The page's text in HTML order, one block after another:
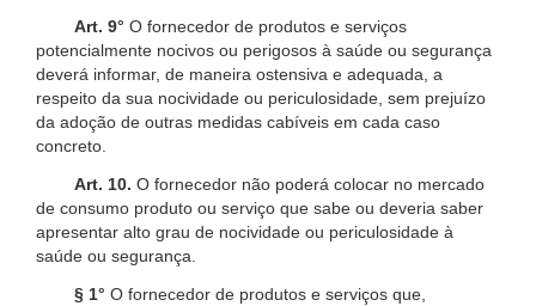
Art. 9° O fornecedor de produtos e serviços
potencialmente nocivos ou perigosos à saúde ou segurança
deverá informar, de maneira ostensiva e adequada, a
respeito da sua nocividade ou periculosidade, sem prejuízo
da adoção de outras medidas cabíveis em cada caso
concreto.
Art. 10. O fornecedor não poderá colocar no mercado
de consumo produto ou serviço que sabe ou deveria saber
apresentar alto grau de nocividade ou periculosidade à
saúde ou segurança.
§ 1° O fornecedor de produtos e serviços que,